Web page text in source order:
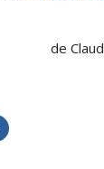
de